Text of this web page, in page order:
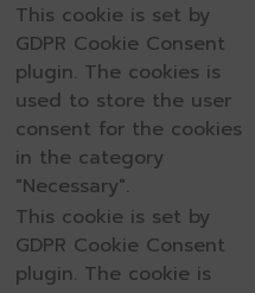
This cookie is set by
GDPR Cookie Consent
plugin. The cookies is
used to store the user
consent for the cookies
in the category
"Necessary".
This cookie is set by
GDPR Cookie Consent
plugin. The cookie is